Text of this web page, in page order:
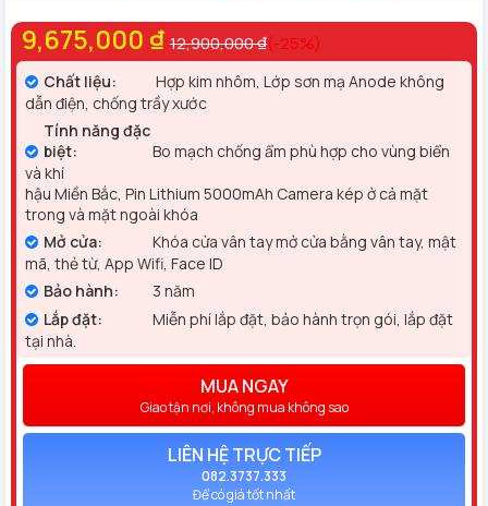
9,675,000 ₫ 12,900,000 ₫(-25%)
Chất liệu:
Hợp kim nhôm, Lớp sơn mạ Anode không
dẫn điện, chống trầy xước
Tính năng đặc
biệt:
Bo mạch chống ẩm phù hợp cho vùng biển
và khí
hậu Miền Bắc, Pin Lithium 5000mAh Camera kép ở cả mặt
trong và mặt ngoài khóa
Mở cửa:
Khóa cửa vân tay mở cửa bằng vân tay, mật
mã, thẻ từ, App Wifi, Face ID
Bảo hành:
3 năm
Lắp đặt:
Miễn phí lắp đặt, bảo hành trọn gói, lắp đặt
tại nhà.
MUA NGAY
Giao tận nơi, không mua không sao
LIÊN HỆ TRỰC TIẾP
082.3737.333
Để có giá tốt nhất